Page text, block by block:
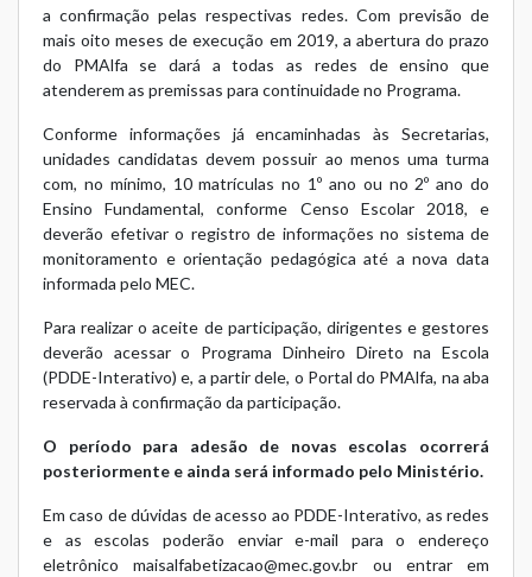
a confirmação pelas respectivas redes. Com previsão de
mais oito meses de execução em 2019, a abertura do prazo
do PMAlfa se dará a todas as redes de ensino que
atenderem as premissas para continuidade no Programa.
Conforme informações já encaminhadas às Secretarias,
unidades candidatas devem possuir ao menos uma turma
com, no mínimo, 10 matrículas no 1º ano ou no 2º ano do
Ensino Fundamental, conforme Censo Escolar 2018, e
deverão efetivar o registro de informações no sistema de
monitoramento e orientação pedagógica até a nova data
informada pelo MEC.
Para realizar o aceite de participação, dirigentes e gestores
deverão acessar o Programa Dinheiro Direto na Escola
(PDDE-Interativo) e, a partir dele, o Portal do PMAlfa, na aba
reservada à confirmação da participação.
O período para adesão de novas escolas ocorrerá
posteriormente e ainda será informado pelo Ministério.
Em caso de dúvidas de acesso ao PDDE-Interativo, as redes
e as escolas poderão enviar e-mail para o endereço
eletrônicomaisalfabetizacao@mec.gov.br ou entrar em